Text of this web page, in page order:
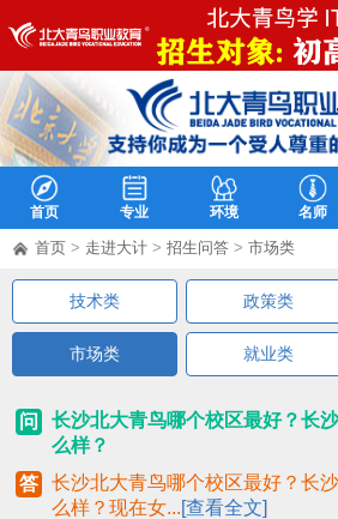
首页 专业 环境 名师
首页> 走进大计> 招生问答> 市场类
技术类 政策类
市场类 就业类
问
长沙北大青鸟哪个校区最好？长
么样？
答
长沙北大青鸟哪个校区最好？长
么样？现在女...[查看全文]